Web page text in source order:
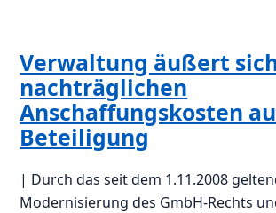
Verwaltung äußert
nachträglichen
Anschaffungskosten
Beteiligung
| Durch das seit dem 1.11.2008
Modernisierung des GmbH-Rechts